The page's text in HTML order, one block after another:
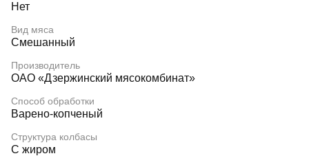
Нет
Вид мяса
Смешанный
Производитель
ОАО «Дзержинский мясокомбинат»
Способ обработки
Варено-копченый
Структура колбасы
С жиром